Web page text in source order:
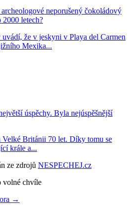
neporušený čokoládový
2000 letech?
že v jeskyni v Playa del Carmen
Mexika...
úspěchy. Byla nejúspěšnější
Británii 70 let. Díky tomu se
krále a...
ze zdrojů NESPECHEJ.cz
volné chvíle
→